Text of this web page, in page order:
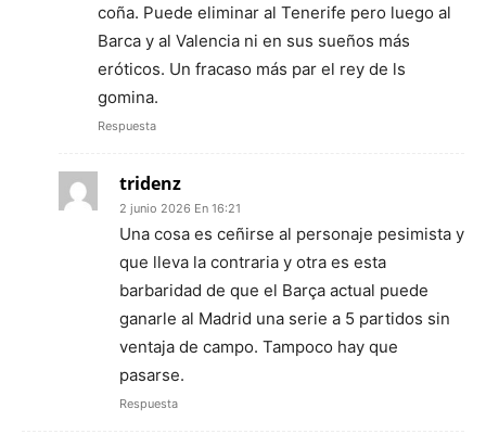
coña. Puede eliminar al Tenerife pero luego al
Barca y al Valencia ni en sus sueños más
eróticos. Un fracaso más par el rey de ls
gomina.
Respuesta
tridenz
2 junio 2026 En 16:21
Una cosa es ceñirse al personaje pesimista y
que lleva la contraria y otra es esta
barbaridad de que el Barça actual puede
ganarle al Madrid una serie a 5 partidos sin
ventaja de campo. Tampoco hay que
pasarse.
Respuesta